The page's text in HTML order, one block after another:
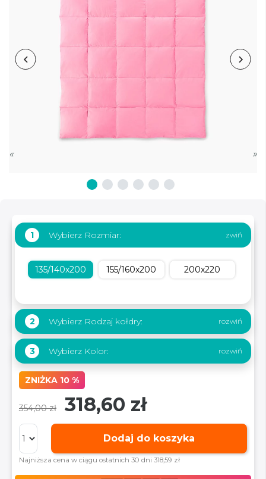
« »
1 Wybierz Rozmiar:
135/140x200 155/160x200 200x220
2 Wybierz Rodzaj kołdry:
3 Wybierz Kolor:
ZNIŻKA 10 %
354,00 zł 318,60 zł
Dodaj do koszyka
Najniższa cena w ciągu ostatnich 30 dni 318,59 zł